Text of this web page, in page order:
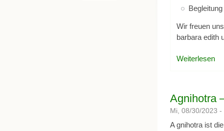
Wir freuen
barbara edith
Weiterlesen
Agnihotra
Mi, 08/30/2023
A gnihotra ist